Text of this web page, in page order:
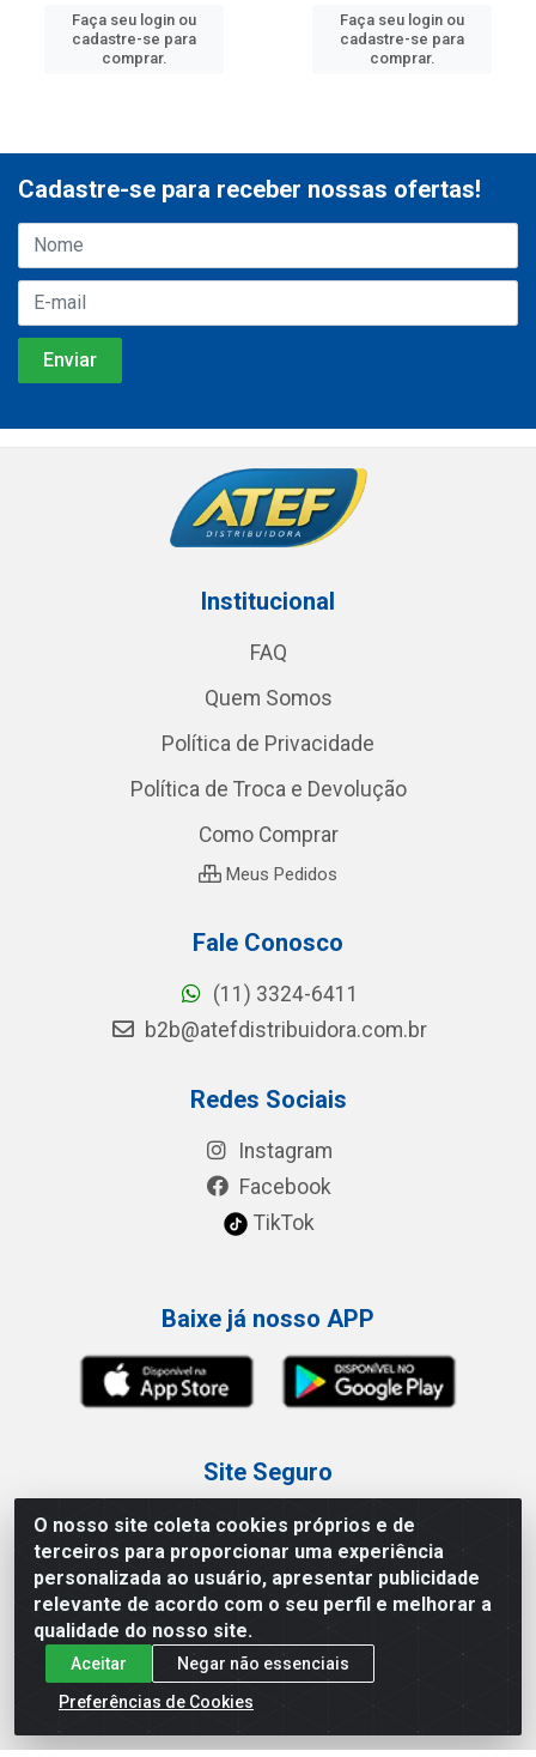
Faça seu login ou
cadastre-se para
comprar.
Faça seu login ou
cadastre-se para
comprar.
O nosso site coleta cookies próprios e de
terceiros para proporcionar uma experiência
personalizada ao usuário, apresentar publicidade
relevante de acordo com o seu perfil e melhorar a
qualidade do nosso site.
Aceitar
Negar não essenciais
Preferências de Cookies
Cadastre-se para receber nossas ofertas!
Institucional
FAQ
Quem Somos
Política de Privacidade
Política de Troca e Devolução
Como Comprar
Meus Pedidos
Fale Conosco
(11) 3324-6411
b2b@atefdistribuidora.com.br
Redes Sociais
Instagram
Facebook
TikTok
Baixe já nosso APP
Site Seguro
Loja / Showroom
Tel.: (11) 3227-0546
Av Vautier, 587/597 - Pari - São Paulo/SP